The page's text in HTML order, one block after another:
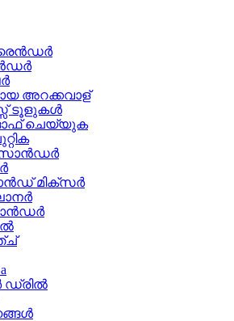
അറക്കവാള്
ടൂളുകൾ
ഓഫ് ചെയ്യുക
മിക്സർ
ഡ്രിൽ